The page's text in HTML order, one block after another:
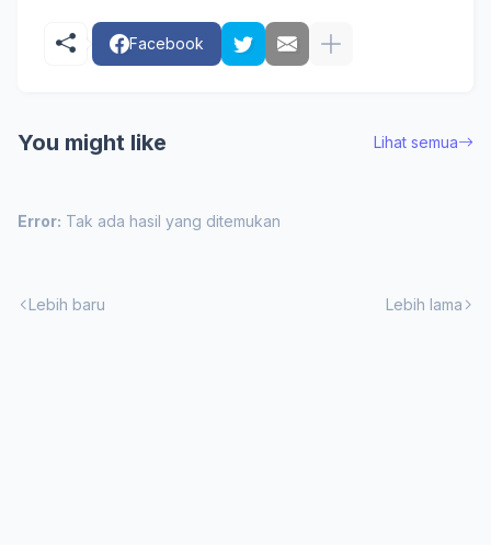
Facebook
You might like Lihat semua
Error: Tak ada hasil yang ditemukan
Lebih baru Lebih lama